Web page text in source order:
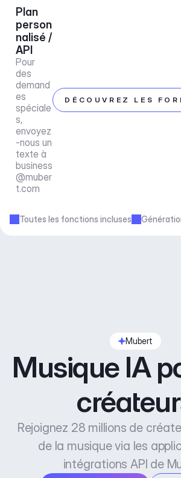
Plan
person
nalisé /
API
Pour
des
demand
es
spéciale
s,
envoyez
-nous un
business
@muber
t.com
DÉCOUVREZ LES
Toutes les fonctions incluses
Mubert
Musique IA
Rejoignez 28 millions de
de la musique via les
intégrations API de